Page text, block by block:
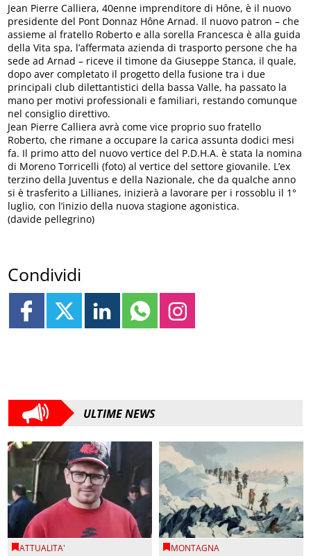
Jean Pierre Calliera, 40enne imprenditore di Hône, è il nuovo
presidente del Pont Donnaz Hône Arnad. Il nuovo patron – che
assieme al fratello Roberto e alla sorella Francesca è alla guida
della Vita spa, l’affermata azienda di trasporto persone che ha
sede ad Arnad – riceve il timone da Giuseppe Stanca, il quale,
dopo aver completato il progetto della fusione tra i due
principali club dilettantistici della bassa Valle, ha passato la
mano per motivi professionali e familiari, restando comunque
nel consiglio direttivo.
Jean Pierre Calliera avrà come vice proprio suo fratello
Roberto, che rimane a occupare la carica assunta dodici mesi
fa. Il primo atto del nuovo vertice del P.D.H.A. è stata la nomina
di Moreno Torricelli (foto) al vertice del settore giovanile. L’ex
terzino della Juventus e della Nazionale, che da qualche anno
si è trasferito a Lillianes, inizierà a lavorare per i rossoblu il 1°
luglio, con l’inizio della nuova stagione agonistica.
(davide pellegrino)
Condividi
ULTIME NEWS
ATTUALITA' MONTAGNA